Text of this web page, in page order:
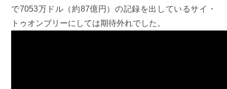
で7053万ドル（約87億円）の記録を出しているサイ・
トゥオンブリーにしては期待外れでした。